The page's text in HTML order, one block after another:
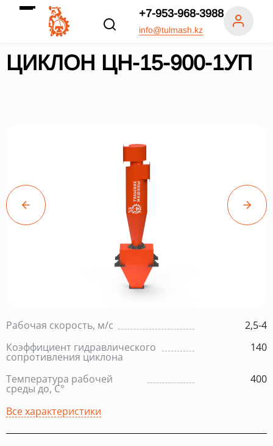
+7-953-968-3988
info@tulmash.kz
ЦИКЛОН ЦН-15-900-1УП
Рабочая скорость, м/с
2,5-4
Коэффициент гидравлического
сопротивления циклона
140
Температура рабочей
среды до, С°
400
Все характеристики